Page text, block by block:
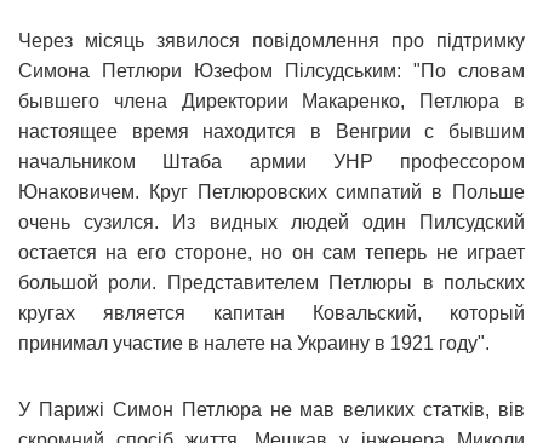
Через місяць зявилося повідомлення про підтримку
Симона Петлюри Юзефом Пілсудським: "По словам
бывшего члена Директории Макаренко, Петлюра в
настоящее время находится в Венгрии с бывшим
начальником Штаба армии УНР профессором
Юнаковичем. Круг Петлюровских симпатий в Польше
очень сузился. Из видных людей один Пилсудский
остается на его стороне, но он сам теперь не играет
большой роли. Представителем Петлюры в польских
кругах является капитан Ковальский, который
принимал участие в налете на Украину в 1921 году".
У Парижі Симон Петлюра не мав великих статків, вів